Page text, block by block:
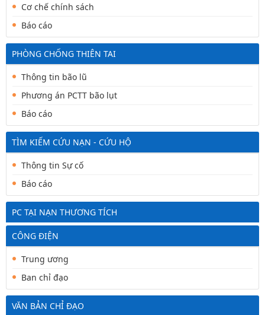
Cơ chế chính sách
Báo cáo
PHÒNG CHỐNG THIÊN TAI
Thông tin bão lũ
Phương án PCTT bão lụt
Báo cáo
TÌM KIẾM CỨU NẠN - CỨU HỘ
Thông tin Sự cố
Báo cáo
PC TẠI NẠN THƯƠNG TÍCH
CÔNG ĐIỆN
Trung ương
Ban chỉ đạo
VĂN BẢN CHỈ ĐẠO